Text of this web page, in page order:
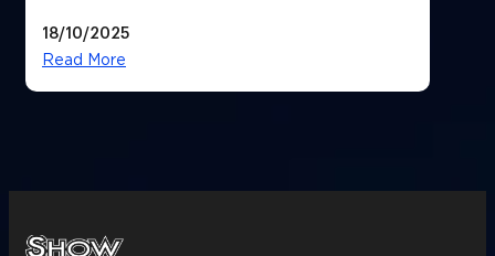
สวยฉ่ำ !
18/10/2025
Read More